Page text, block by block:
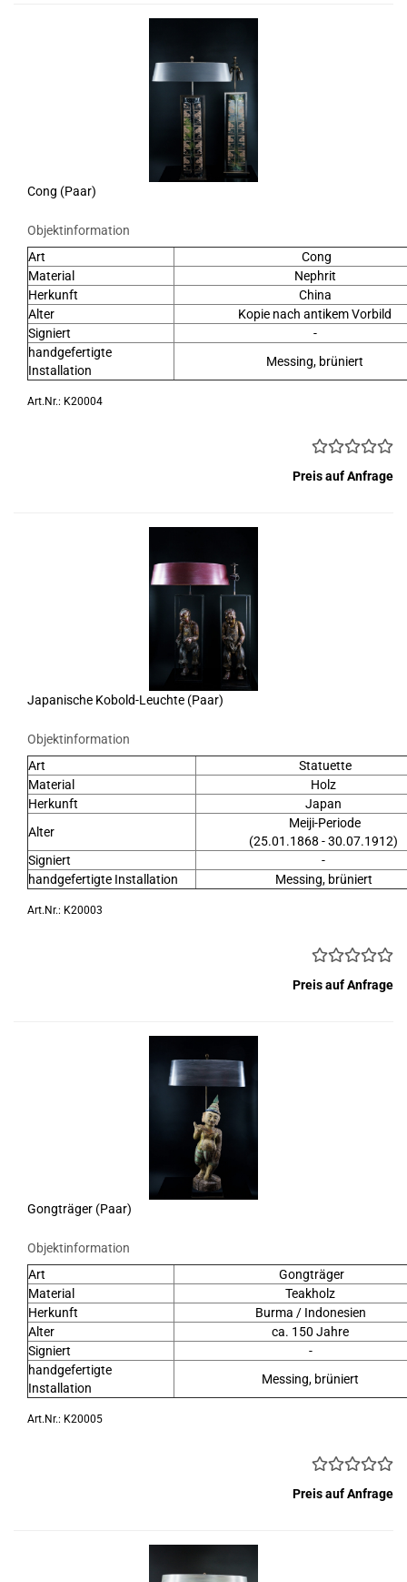
Cong (Paar)
Objektinformation
Art
Cong
Material
Nephrit
Herkunft
China
Alter
Kopie nach antikem Vorbild
Signiert
-
handgefertigte
Installation
Messing, brüniert
Art.Nr.: K20004
Preis auf Anfrage
Japanische Kobold-Leuchte (Paar)
Objektinformation
Art
Statuette
Material
Holz
Herkunft
Japan
Alter
Meiji-Periode
(25.01.1868 - 30.07.1912)
Signiert
-
handgefertigte Installation
Messing, brüniert
Art.Nr.: K20003
Preis auf Anfrage
Gongträger (Paar)
Objektinformation
Art
Gongträger
Material
Teakholz
Herkunft
Burma / Indonesien
Alter
ca. 150 Jahre
Signiert
-
handgefertigte
Installation
Messing, brüniert
Art.Nr.: K20005
Preis auf Anfrage